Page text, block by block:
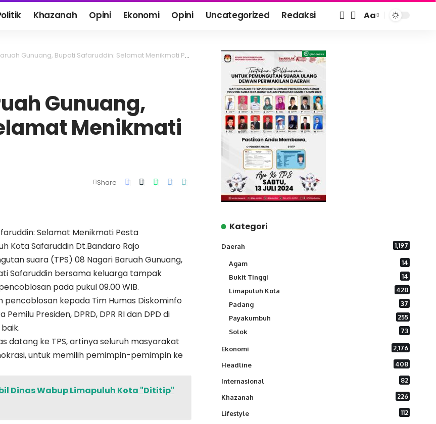
Khazanah Opini Ekonomi Opini Uncategorized Redaksi
Font
Aa
Gunuang, Bupati Safaruddin: Selamat Menikmati Pesta Demokrasi
Gunuang,
Menikmati
Share
Selamat Menikmati Pesta
Kota Safaruddin Dt.Bandaro Rajo
suara (TPS) 08 Nagari Baruah Gunuang,
Safaruddin bersama keluarga tampak
pada pukul 09.00 WIB.
pencoblosan kepada Tim Humas Diskominfo
Presiden, DPRD, DPR RI dan DPD di
datang ke TPS, artinya seluruh masyarakat
untuk memilih pemimpin-pemimpin ke
Dinas Wabup Limapuluh Kota "Dititip"
Kategori
Daerah 1,197
Agam
14
Bukit Tinggi
14
Limapuluh Kota
428
Padang
37
Payakumbuh
255
Solok
73
Ekonomi 2,176
Headline 408
Internasional 82
Khazanah 226
Lifestyle 112